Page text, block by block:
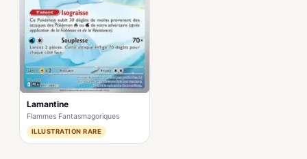
Lamantine
Flammes Fantasmagoriques
ILLUSTRATION RARE